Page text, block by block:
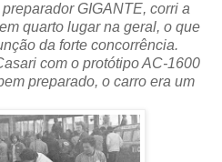
GIGANTE, corri a
quarto lugar na geral, o que
da forte concorrência.
com o protótipo AC-1600
preparado, o carro era um